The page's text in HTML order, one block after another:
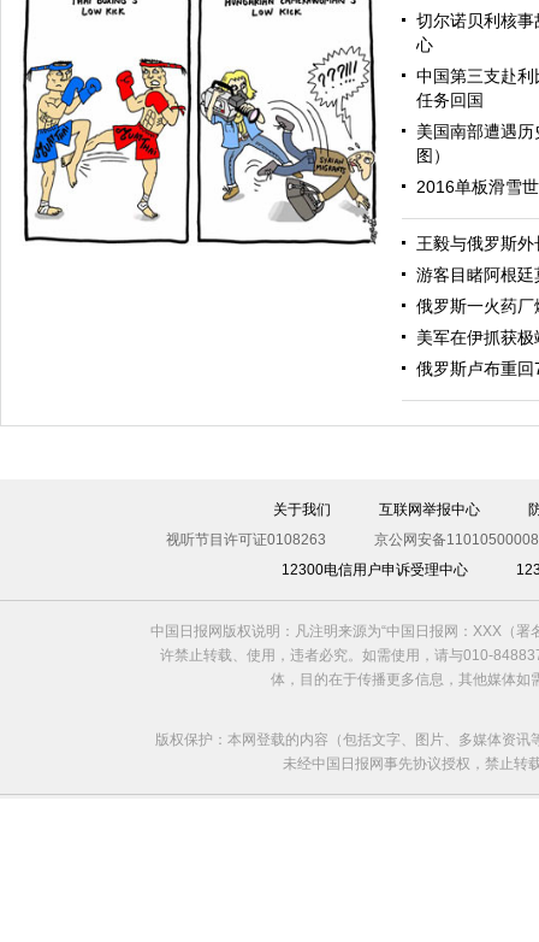
伊斯坦布尔遭炸弹袭击 至少11死36伤（图）
切尔诺贝利核
心
中国第三支赴
任务回国
美国南部遭遇
图）
2016单板滑雪
王毅与俄罗斯
游客目睹阿根
俄罗斯一火药
美军在伊抓获极
俄罗斯卢布重
关于我们 互联网举报中心
视听节目许可证0108263
京公网安备
12300电信用户申诉受理中心
中国日报网版权说明：凡注明来源为“中国日报网：XXX（
许禁止转载、使用，违者必究。如需使用，请与010-
体，目的在于传播更多信息，其他媒体
版权保护：本网登载的内容（包括文字、图片、多媒体资
未经中国日报网事先协议授权，禁止转